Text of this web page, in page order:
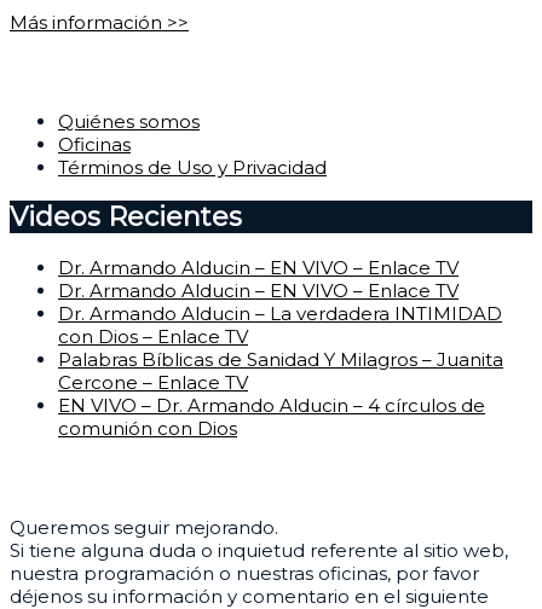
Más información >>
Quiénes somos
Oficinas
Términos de Uso y Privacidad
Videos Recientes
Dr. Armando Alducin – EN VIVO – Enlace TV
Dr. Armando Alducin – EN VIVO – Enlace TV
Dr. Armando Alducin – La verdadera INTIMIDAD
con Dios – Enlace TV
Palabras Bíblicas de Sanidad Y Milagros – Juanita
Cercone – Enlace TV
EN VIVO – Dr. Armando Alducin – 4 círculos de
comunión con Dios
Queremos seguir mejorando.
Si tiene alguna duda o inquietud referente al sitio web,
nuestra programación o nuestras oficinas, por favor
déjenos su información y comentario en el siguiente